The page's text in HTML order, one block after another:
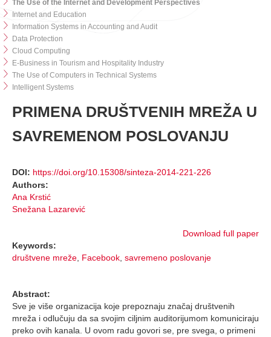
The Use of the Internet and Development Perspectives
Internet and Education
Information Systems in Accounting and Audit
Data Protection
Cloud Computing
E-Business in Tourism and Hospitality Industry
The Use of Computers in Technical Systems
Intelligent Systems
PRIMENA DRUŠTVENIH MREŽA U
SAVREMENOM POSLOVANJU
DOI: https://doi.org/10.15308/sinteza-2014-221-226
Authors:
Ana Krstić
Snežana Lazarević
Download full paper
Keywords:
društvene mreže, Facebook, savremeno poslovanje
Abstract:
Sve je više organizacija koje prepoznaju značaj društvenih
mreža i odlučuju da sa svojim ciljnim auditorijumom komuniciraju
preko ovih kanala. U ovom radu govori se, pre svega, o primeni